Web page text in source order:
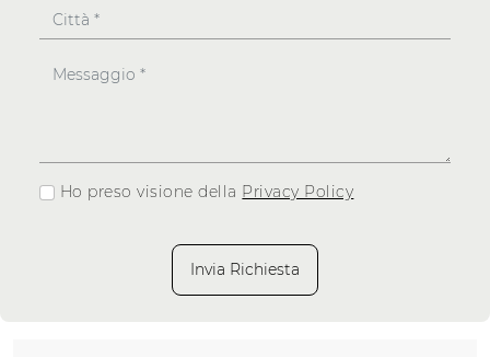
Ho preso visione della Privacy Policy
Invia Richiesta